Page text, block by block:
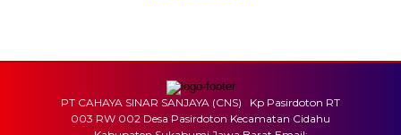
PT CAHAYA SINAR SANJAYA (CNS) Kp Pasirdoton RT
003 RW 002 Desa Pasirdoton Kecamatan Cidahu